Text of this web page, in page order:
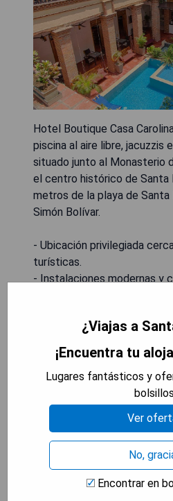
Hotel Boutique Casa
piscina al aire libre, jacuzzis
situado junto al Monasterio
el centro histórico de Santa
metros de la playa de
Simón Bolívar.
- Ubicación privilegiada
turísticas.
- Instalaciones modernas y
- Ambiente acogedor y
Zuana Beach
¿Viajas a
¡Encuentra tu
Lugares fantásticos y
Ver
No,
Encontrar en